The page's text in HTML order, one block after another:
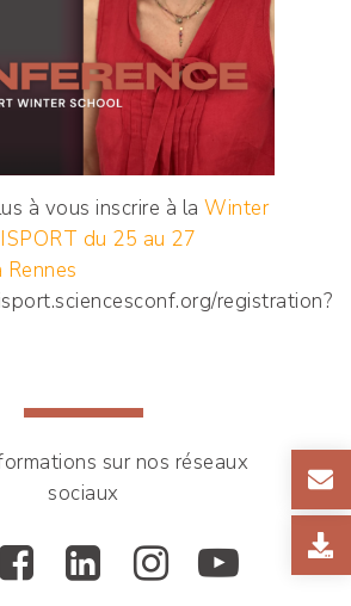
à vous inscrire à laWinter
du 25 au 27
registration?
sur nos réseaux
sociaux